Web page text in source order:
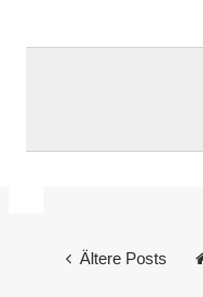
Ältere Posts